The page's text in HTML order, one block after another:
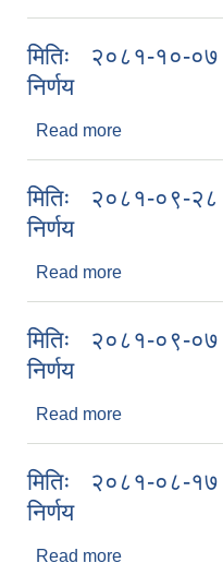
मितिः २०८१-१०-
निर्णय
Read more
मितिः २०८१-०९-
निर्णय
Read more
मितिः २०८१-०९-
निर्णय
Read more
मितिः २०८१-०८-
निर्णय
Read more